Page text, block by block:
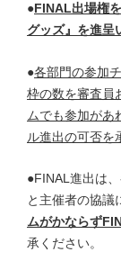
●FINAL出場権
グッズ』を進呈
●各部門の参加
枠の数を審査員
ムでも参加があ
ル進出の可否を
●FINAL進出は
と主催者の協議
ムがかならず
承ください。